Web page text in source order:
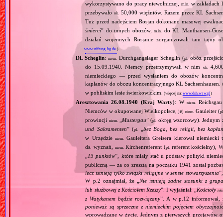
wykorzystywano do pracy niewolniczej,m.in. w
przebywałook. 50,000 więźniów. Razem przez KL
Tuż przed nadejściem Rosjan dokonano masowej
śmierci” do innych obozów,m.in. do KL
działań wojennych Rosjanie zorganizowali tam tajny
www.stiftung-bg.de )
DL Scheglin: niem. Durchgangslager Scheglin (pl.obóz
do 15.09.1940. Niemcy przetrzymywali w nim
ok.
niemieckiego — przed wysłaniem do obozów
kapłanów do obozu koncentracyjnego KL Sachsenhausen.
w pobliskim lesie świerkowickim. (więcej na:www.dsh.waw.pl)
Aresztowania 26.08.1940 (Kraj Warty): Wniem.
Niemców w okupowanej Wielkopolsce, jejniem. Gauleiter (
prowincji niem. Mustergau” (pl. okręg wzorcowy).
und Sakramenten” (pl.
bez Boga, bez religii, bez
w Urzędzie niem. Gauleitera Greisera kierował
ds. wyznań,
niem. Kirchenreferent (pl. referent kościelny),
13 punktów”, które miały stać u podstaw polityki
publiczną — za co zresztą na początku 1941 został
lecz istnieją tylko związki religijne w sensie stowarzyszenia
W p.2 oznajmiał, że „ Nie istnieją żadne stosunki z
lub służbowej z Kościołem Rzeszy”. I wyjaśniał: „ Kościoły
z Watykanem będzie rozwiązany”. A w p.12 informował,
ponieważ są sprzeczne z niemieckim pojęciem
wprowadzane w życie. Jednym z pierwszych przejawów